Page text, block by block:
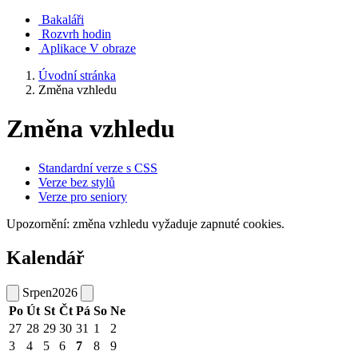
Bakaláři
Rozvrh hodin
Aplikace V obraze
Úvodní stránka
Změna vzhledu
Změna vzhledu
Standardní verze s CSS
Verze bez stylů
Verze pro seniory
Upozornění: změna vzhledu vyžaduje zapnuté cookies.
Kalendář
Srpen2026
Po Út St Čt Pá So Ne
27 28 29 30 31 1
2
3
4 5 6 7 8
9